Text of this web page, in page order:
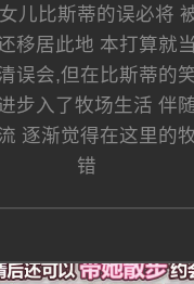
儿比斯蒂的误必将
移居此地 本打算就
误会,但在比斯蒂的
步入了牧场生活 伴
逐渐觉得在这里的
错